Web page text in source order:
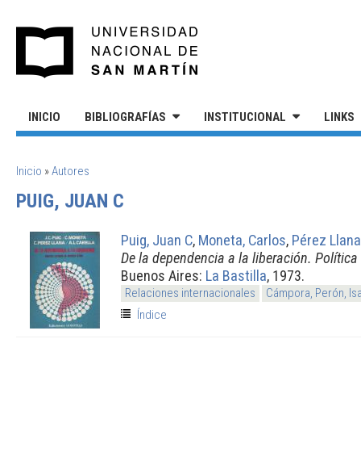
INICIO BIBLIOGRAFÍAS INSTITUCIONAL LINKS
SE ENCUENTRA USTED AQUÍ
Inicio »Autores
PUIG, JUAN C
Puig, Juan C, Moneta, Carlos, Pérez
De la dependencia a la liberación.
Buenos Aires: La Bastilla, 1973.
Relaciones internacionales
Cámpora, Perón,
Índice